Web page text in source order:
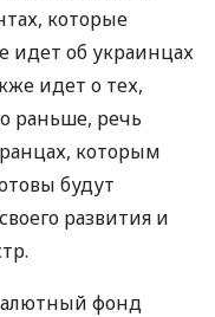
которые
идет об украинцах
идет о тех,
раньше, речь
которым
будут
развития и
фонд